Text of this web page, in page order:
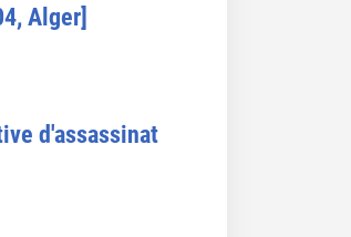
Alger]
d'assassinat